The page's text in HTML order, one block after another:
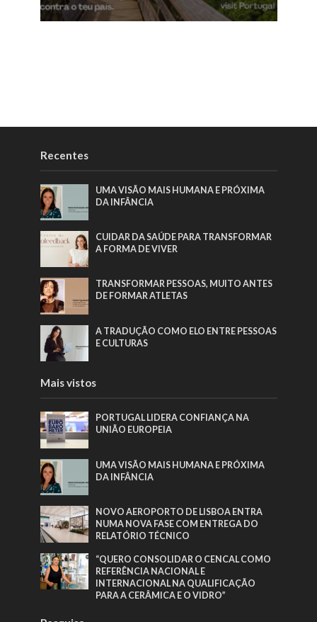
Recentes
UMA VISÃO MAIS HUMANA E PRÓXIMA
DA INFÂNCIA
CUIDAR DA SAÚDE PARA TRANSFORMAR
A FORMA DE VIVER
TRANSFORMAR PESSOAS, MUITO ANTES
DE FORMAR ATLETAS
A TRADUÇÃO COMO ELO ENTRE PESSOAS
E CULTURAS
Mais vistos
PORTUGAL LIDERA CONFIANÇA NA
UNIÃO EUROPEIA
UMA VISÃO MAIS HUMANA E PRÓXIMA
DA INFÂNCIA
NOVO AEROPORTO DE LISBOA ENTRA
NUMA NOVA FASE COM ENTREGA DO
RELATÓRIO TÉCNICO
“QUERO CONSOLIDAR O CENCAL COMO
REFERÊNCIA NACIONAL E
INTERNACIONAL NA QUALIFICAÇÃO
PARA A CERÂMICA E O VIDRO”